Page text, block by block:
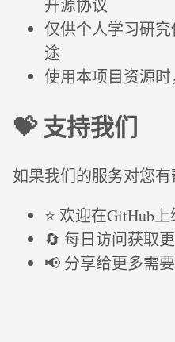
开源协议
仅供个人学习研
途
使用本项目资源
💝 支持我们
如果我们的服务对您有
⭐ 欢迎在GitHub
🔄 每日访问获取
📢 分享给更多需